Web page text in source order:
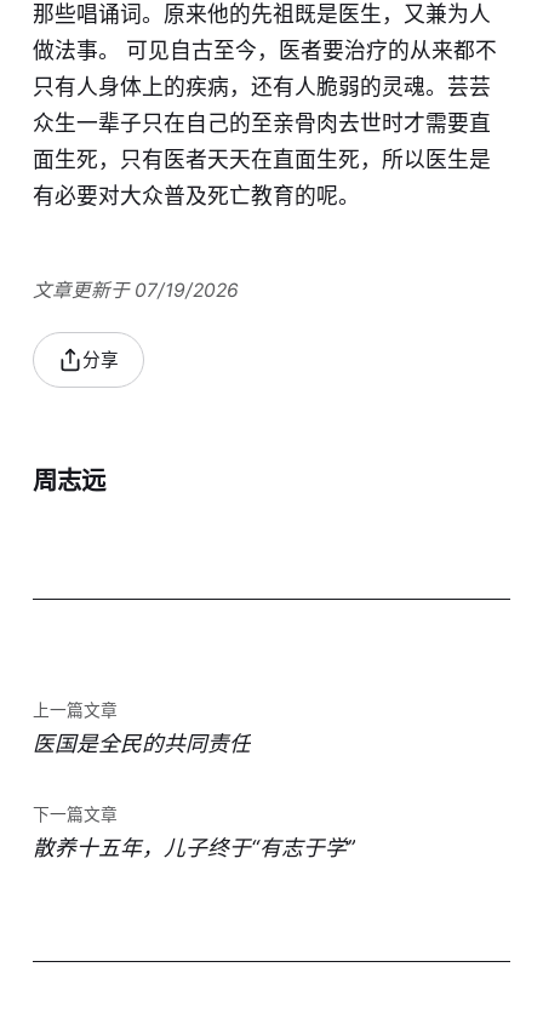
那些唱诵词。原来他的先祖既是医生，又兼为人
做法事。 可见自古至今，医者要治疗的从来都不
只有人身体上的疾病，还有人脆弱的灵魂。芸芸
众生一辈子只在自己的至亲骨肉去世时才需要直
面生死，只有医者天天在直面生死，所以医生是
有必要对大众普及死亡教育的呢。
文章更新于 07/19/2026
分享
周志远
上一篇文章
医国是全民的共同责任
下一篇文章
散养十五年，儿子终于“有志于学”